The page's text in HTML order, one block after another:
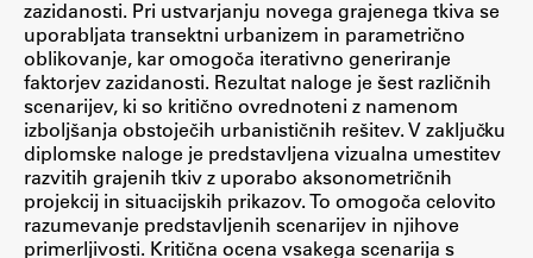
Izbirni moduli EMŠA
Vpis
Zaključek študija
Mednarodne izmenjave
Študijske prakse
Spletna učilnica
zazidanosti. Pri ustvarjanju novega grajenega tkiva se
uporabljata transektni urbanizem in parametrično
oblikovanje, kar omogoča iterativno generiranje
faktorjev zazidanosti. Rezultat naloge je šest različnih
scenarijev, ki so kritično ovrednoteni z namenom
izboljšanja obstoječih urbanističnih rešitev. V zaključku
diplomske naloge je predstavljena vizualna umestitev
razvitih grajenih tkiv z uporabo aksonometričnih
projekcij in situacijskih prikazov. To omogoča celovito
razumevanje predstavljenih scenarijev in njihove
primerljivosti. Kritična ocena vsakega scenarija s